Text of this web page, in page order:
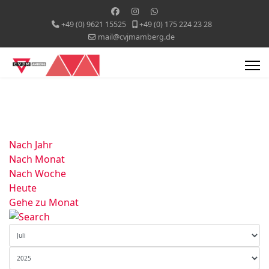
+49 (0) 9621 15525
+49 (0) 175 224 23 28
mail@cvjmamberg.de
Nach Jahr
Nach Monat
Nach Woche
Heute
Gehe zu Monat